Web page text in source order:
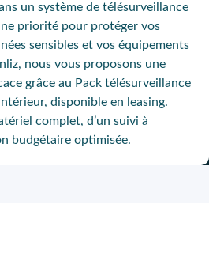
un système de télésurveillance
priorité pour protéger vos
sensibles et vos équipements
, nous vous proposons une
grâce au Pack télésurveillance
disponible en leasing.
complet, d’un suivi à
budgétaire optimisée.